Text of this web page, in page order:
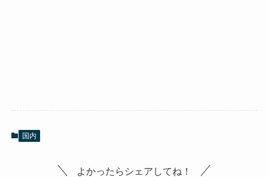
国内
よかったらシェアしてね！